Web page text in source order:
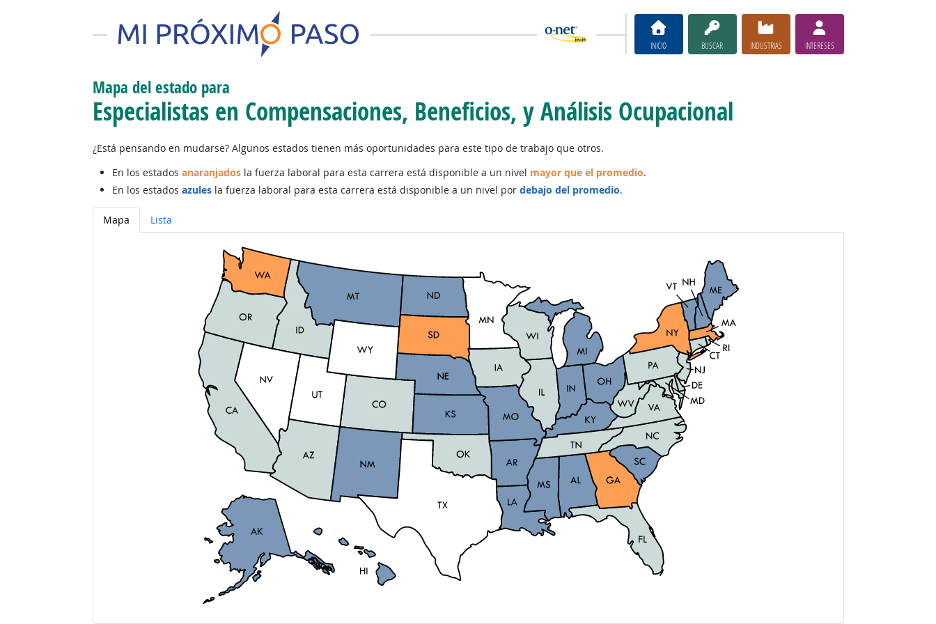
INICIO BUSCAR INDUSTRIAS INTERESES
Mapa del estado para
Especialistas en Compensaciones, Beneficios, y Análisis Ocupacional
¿Está pensando en mudarse? Algunos estados tienen más oportunidades para este tipo de trabajo que otros.
En los estados anaranjadosla fuerza laboral para esta carrera está disponible a un nivel mayor que el promedio.
En los estados azulesla fuerza laboral para esta carrera está disponible a un nivel por debajo del promedio.
Mapa Lista